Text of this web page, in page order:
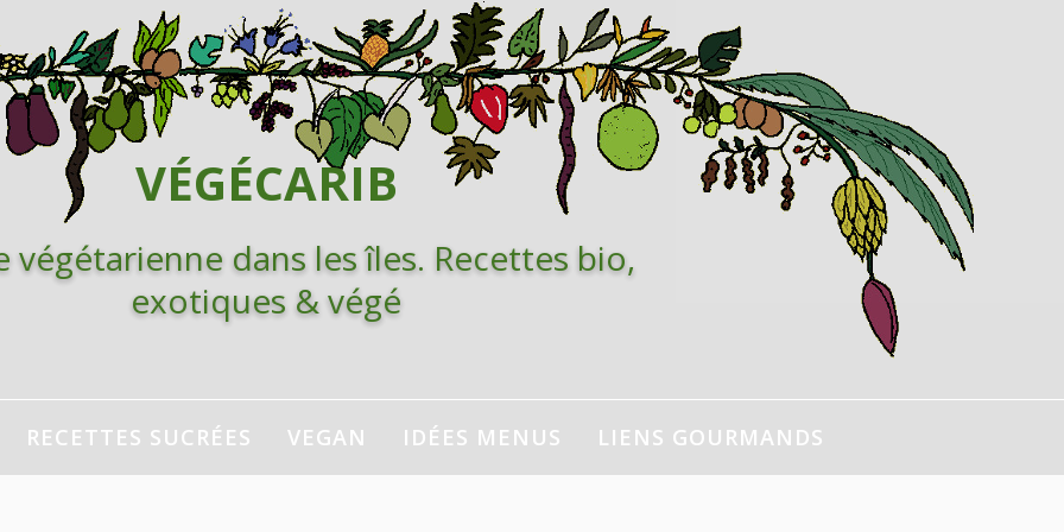
VÉGÉCARIB
végétarienne dans les îles. Recettes bio,
exotiques & végé
RECETTES SUCRÉES VEGAN IDÉES MENUS LIENS GOURMANDS